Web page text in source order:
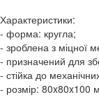
Характеристики:
- форма: кругла;
- зроблена з міцної
- призначений для
- стійка до
- розмір: 80x80x100